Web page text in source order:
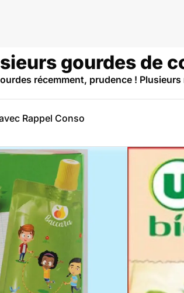
gourdes de
récemment, prudence !
Rappel Conso